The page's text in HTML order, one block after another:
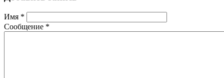
Имя *
Сообщение *